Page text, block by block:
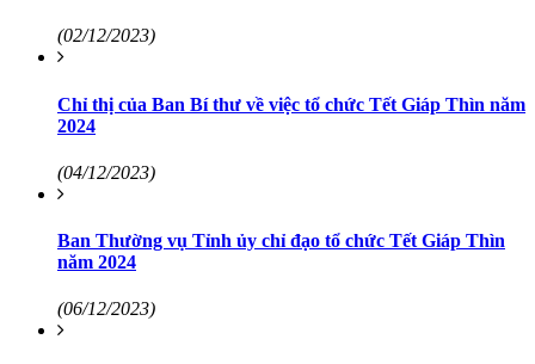
(02/12/2023)
Chỉ thị của Ban Bí thư về việc tổ chức Tết Giáp Thìn năm
2024
(04/12/2023)
Ban Thường vụ Tỉnh ủy chỉ đạo tổ chức Tết Giáp Thìn
năm 2024
(06/12/2023)